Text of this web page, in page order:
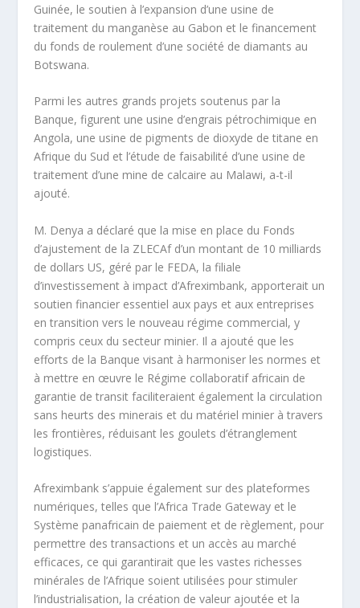
Guinée, le soutien à l’expansion d’une usine de
traitement du manganèse au Gabon et le financement
du fonds de roulement d’une société de diamants au
Botswana.
Parmi les autres grands projets soutenus par la
Banque, figurent une usine d’engrais pétrochimique en
Angola, une usine de pigments de dioxyde de titane en
Afrique du Sud et l’étude de faisabilité d’une usine de
traitement d’une mine de calcaire au Malawi, a-t-il
ajouté.
M. Denya a déclaré que la mise en place du Fonds
d’ajustement de la ZLECAf d’un montant de 10 milliards
de dollars US, géré par le FEDA, la filiale
d’investissement à impact d’Afreximbank, apporterait un
soutien financier essentiel aux pays et aux entreprises
en transition vers le nouveau régime commercial, y
compris ceux du secteur minier. Il a ajouté que les
efforts de la Banque visant à harmoniser les normes et
à mettre en œuvre le Régime collaboratif africain de
garantie de transit faciliteraient également la circulation
sans heurts des minerais et du matériel minier à travers
les frontières, réduisant les goulets d’étranglement
logistiques.
Afreximbank s’appuie également sur des plateformes
numériques, telles que l’Africa Trade Gateway et le
Système panafricain de paiement et de règlement, pour
permettre des transactions et un accès au marché
efficaces, ce qui garantirait que les vastes richesses
minérales de l’Afrique soient utilisées pour stimuler
l’industrialisation, la création de valeur ajoutée et la